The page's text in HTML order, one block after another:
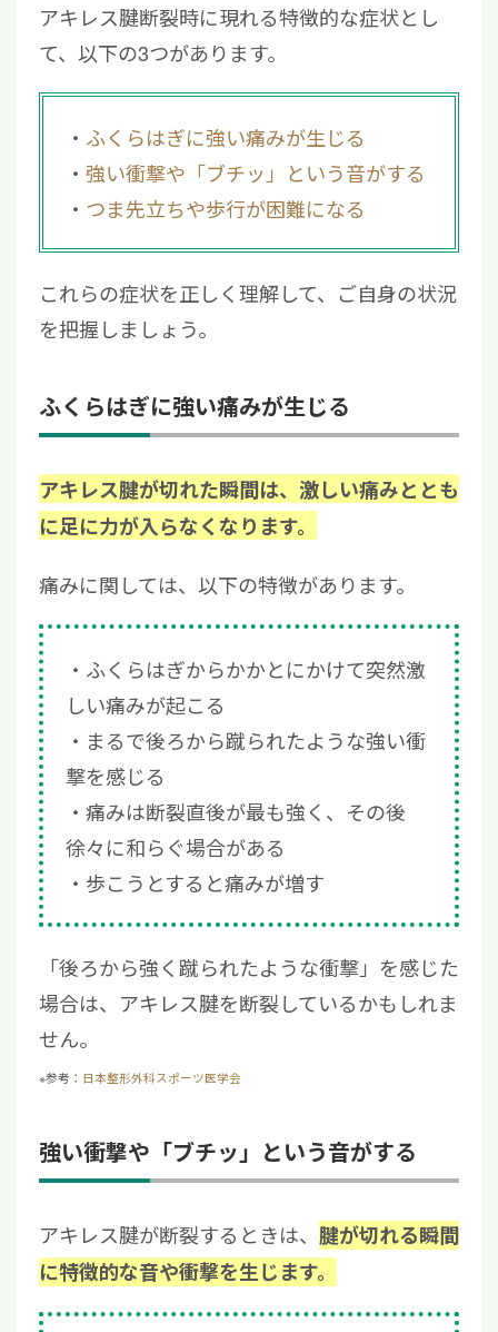
5.2アキレス腱断裂は自然治癒する？
6アキレス腱が切れたら早期に医療機関を受診
しよう
アキレス腱断裂時に現れる特徴的な症状とし
て、以下の3つがあります。
ふくらはぎに強い痛みが生じる
強い衝撃や「ブチッ」という音がする
つま先立ちや歩行が困難になる
これらの症状を正しく理解して、ご自身の状況
を把握しましょう。
ふくらはぎに強い痛みが生じる
アキレス腱が切れた瞬間は、激しい痛みととも
に足に力が入らなくなります。
痛みに関しては、以下の特徴があります。
ふくらはぎからかかとにかけて突然激
しい痛みが起こる
まるで後ろから蹴られたような強い衝
撃を感じる
痛みは断裂直後が最も強く、その後
徐々に和らぐ場合がある
歩こうとすると痛みが増す
「後ろから強く蹴られたような衝撃」を感じた
場合は、アキレス腱を断裂しているかもしれま
せん。
※参考： 日本整形外科スポーツ医学会
強い衝撃や「ブチッ」という音がする
アキレス腱が断裂するときは、 腱が切れる瞬間
に特徴的な音や衝撃を生じます。